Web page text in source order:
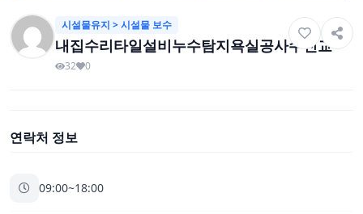
시설물유지 > 시설물 보수
내집수리타일설비누수탐지욕실공사수전교
32 0
연락처 정보
09:00~18:00